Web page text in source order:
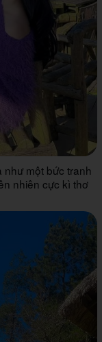
một bức tranh
nhiên cực kì thơ